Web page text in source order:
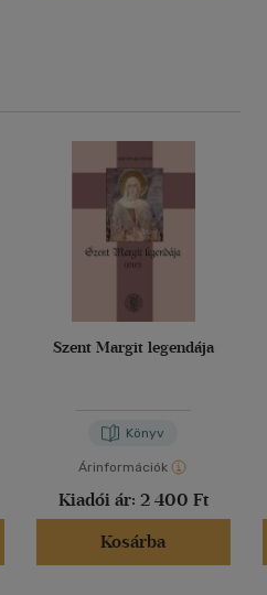
Szent Margit legendája
Könyv
Árinformációk
Kiadói ár: 2 400 Ft
Kosárba